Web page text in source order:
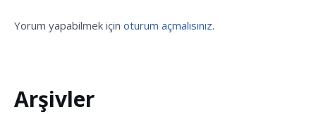
Yorum yapabilmek için oturum açmalısınız.
Arşivler